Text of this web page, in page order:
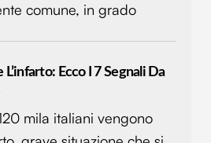
comune, in grado
Ecco I 7 Segnali Da
mila italiani vengono